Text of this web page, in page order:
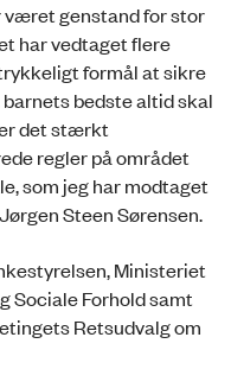
været genstand for stor
har vedtaget flere
formål at sikre
bedste altid skal
det stærkt
regler på området
som jeg har modtaget
Steen Sørensen.
Ministeriet
Sociale Forhold samt
Retsudvalg om